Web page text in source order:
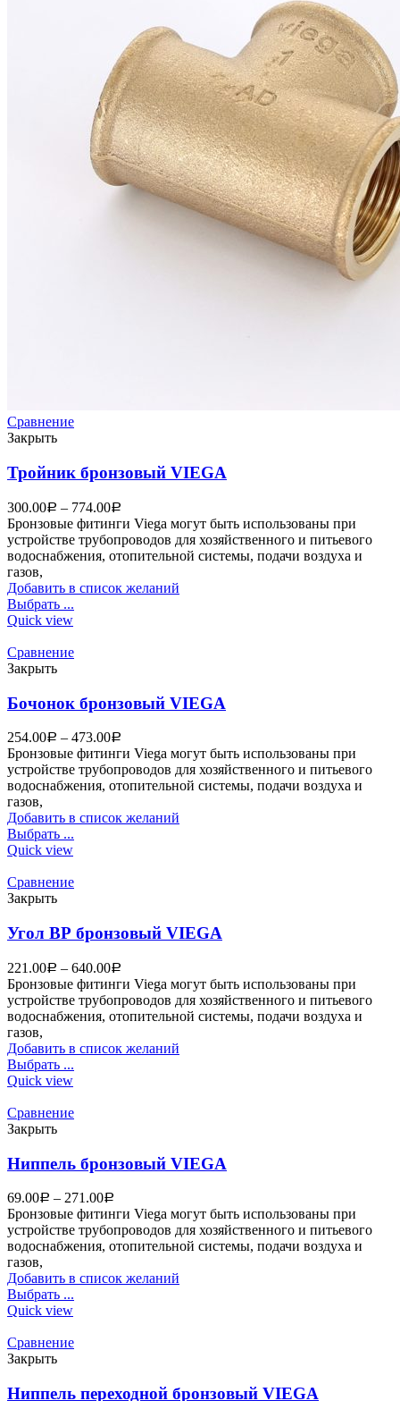
Сравнение
Закрыть
Тройник бронзовый VIEGA
300.00Р – 774.00Р
Бронзовые фитинги Viega могут быть использованы при
устройстве трубопроводов для хозяйственного и питьевого
водоснабжения, отопительной системы, подачи воздуха и
газов,
Добавить в список желаний
Выбрать ...
Quick view
Сравнение
Закрыть
Бочонок бронзовый VIEGA
254.00Р – 473.00Р
Бронзовые фитинги Viega могут быть использованы при
устройстве трубопроводов для хозяйственного и питьевого
водоснабжения, отопительной системы, подачи воздуха и
газов,
Добавить в список желаний
Выбрать ...
Quick view
Сравнение
Закрыть
Угол ВР бронзовый VIEGA
221.00Р – 640.00Р
Бронзовые фитинги Viega могут быть использованы при
устройстве трубопроводов для хозяйственного и питьевого
водоснабжения, отопительной системы, подачи воздуха и
газов,
Добавить в список желаний
Выбрать ...
Quick view
Сравнение
Закрыть
Ниппель бронзовый VIEGA
69.00Р – 271.00Р
Бронзовые фитинги Viega могут быть использованы при
устройстве трубопроводов для хозяйственного и питьевого
водоснабжения, отопительной системы, подачи воздуха и
газов,
Добавить в список желаний
Выбрать ...
Quick view
Сравнение
Закрыть
Ниппель переходной бронзовый VIEGA